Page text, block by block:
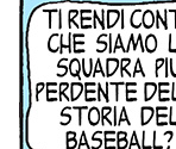
Mondo
Politica
Tecnologia
Internet